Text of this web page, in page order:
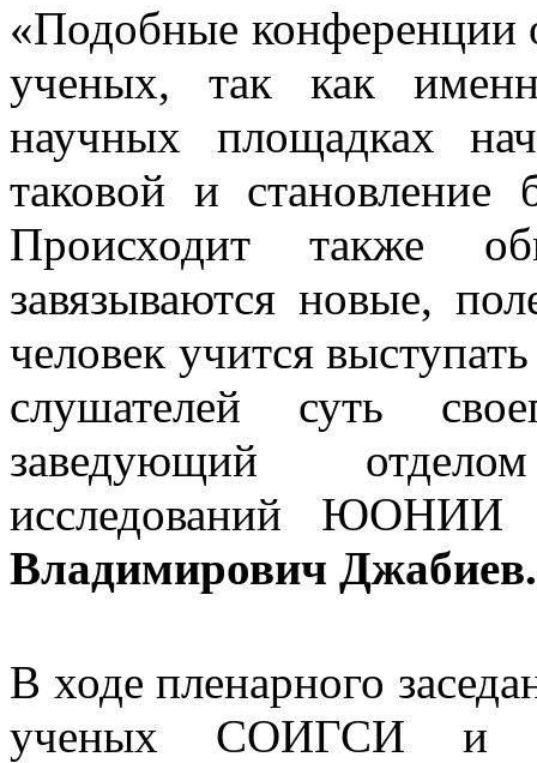
«Подобные конференции
ученых, так как
научных площадках
таковой и становление
Происходит также
завязываются новые,
человек учится
слушателей суть
заведующий отделом
исследований
Владимирович Джабиев.
В ходе пленарного
ученых СОИГСИ и